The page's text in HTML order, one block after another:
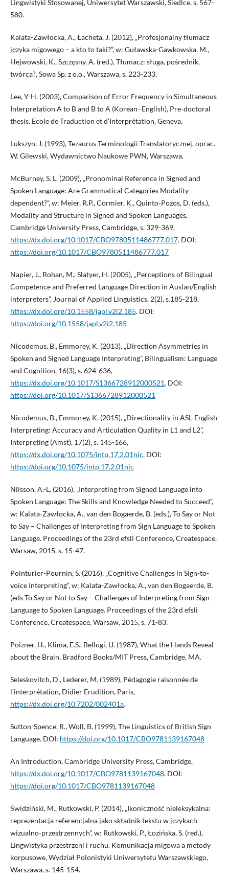
Lingwistyki Stosowanej, Uniwersytet Warszawski, Siedlce, s. 567-
580.
Kalata-Zawłocka, A., Łacheta, J. (2012), „Profesjonalny tłumacz
języka migowego – a kto to taki?”, w: Guławska-Gawkowska, M.,
Hejwowski, K., Szczęsny, A. (red.), Tłumacz: sługa, pośrednik,
twórca?, Sowa Sp. z o.o., Warszawa, s. 223-233.
Lee, Y-H. (2003), Comparison of Error Frequency in Simultaneous
Interpretation A to B and B to A (Korean–English), Pre-doctoral
thesis. Ecole de Traduction et d’Interprétation, Geneva.
Lukszyn, J. (1993), Tezaurus Terminologii Translatorycznej, oprac.
W. Gilewski, Wydawnictwo Naukowe PWN, Warszawa.
McBurney, S. L. (2009), „Pronominal Reference in Signed and
Spoken Language: Are Grammatical Categories Modality-
dependent?”, w: Meier, R.P., Cormier, K., Quinto-Pozos, D. (eds.),
Modality and Structure in Signed and Spoken Languages,
Cambridge University Press, Cambridge, s. 329-369,
https://dx.doi.org/10.1017/CBO9780511486777.017. DOI:
https://doi.org/10.1017/CBO9780511486777.017
Napier, J., Rohan, M., Slatyer, H. (2005), „Perceptions of Bilingual
Competence and Preferred Language Direction in Auslan/English
interpreters”, Journal of Applied Linguistics, 2(2), s.185-218,
https://dx.doi.org/10.1558/japl.v2i2.185. DOI:
https://doi.org/10.1558/japl.v2i2.185
Nicodemus, B., Emmorey, K. (2013), „Direction Asymmetries in
Spoken and Signed Language Interpreting”, Bilingualism: Language
and Cognition, 16(3), s. 624-636,
https://dx.doi.org/10.1017/S1366728912000521. DOI:
https://doi.org/10.1017/S1366728912000521
Nicodemus, B., Emmorey, K. (2015), „Directionality in ASL-English
Interpreting: Accuracy and Articulation Quality in L1 and L2”,
Interpreting (Amst), 17(2), s. 145-166,
https://dx.doi.org/10.1075/intp.17.2.01nic. DOI:
https://doi.org/10.1075/intp.17.2.01nic
Nilsson, A.-L. (2016), „Interpreting from Signed Language into
Spoken Language: The Skills and Knowledge Needed to Succeed”,
w: Kalata-Zawłocka, A., van den Bogaerde, B. (eds.), To Say or Not
to Say – Challenges of Interpreting from Sign Language to Spoken
Language. Proceedings of the 23rd efsli Conference, Createspace,
Warsaw, 2015, s. 15-47.
Pointurier-Pournin, S. (2016), „Cognitive Challenges in Sign-to-
voice Interpreting”, w: Kalata-Zawłocka, A., van den Bogaerde, B.
(eds To Say or Not to Say – Challenges of Interpreting from Sign
Language to Spoken Language. Proceedings of the 23rd efsli
Conference, Createspace, Warsaw, 2015, s. 71-83.
Poizner, H., Klima, E.S., Bellugi, U. (1987), What the Hands Reveal
about the Brain, Bradford Books/MIT Press, Cambridge, MA.
Seleskovitch, D., Lederer, M. (1989), Pédagogie raisonnée de
l’interprétation, Didier Erudition, Paris,
https://dx.doi.org/10.7202/002401a.
Sutton-Spence, R., Woll, B. (1999), The Linguistics of British Sign
Language. DOI: https://doi.org/10.1017/CBO9781139167048
An Introduction, Cambridge University Press, Cambridge,
https://dx.doi.org/10.1017/CBO9781139167048. DOI:
https://doi.org/10.1017/CBO9781139167048
Świdziński, M., Rutkowski, P. (2014), „Ikoniczność nieleksykalna:
reprezentacja referencjalna jako składnik tekstu w językach
wizualno-przestrzennych”, w: Rutkowski, P., Łozińska, S. (red.),
Lingwistyka przestrzeni i ruchu. Komunikacja migowa a metody
korpusowe, Wydział Polonistyki Uniwersytetu Warszawskiego,
Warszawa, s. 145-154.